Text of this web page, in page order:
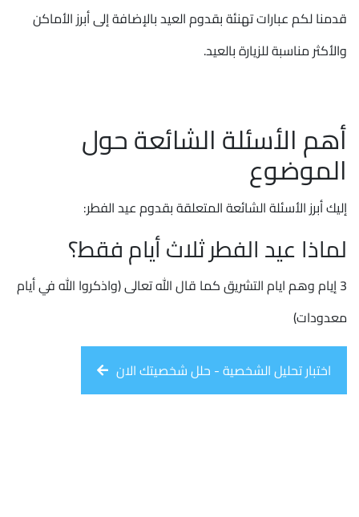
قدمنا لكم عبارات تهنئة بقدوم العيد بالإضافة إلى أبرز الأماكن
والأكثر مناسبة للزيارة بالعيد.
أهم الأسئلة الشائعة حول
الموضوع
إليك أبرز الأسئلة الشائعة المتعلقة بقدوم عيد الفطر:
لماذا عيد الفطر ثلاث أيام فقط؟
3 إيام وهم ايام التشريق كما قال الله تعالى (واذكروا الله في أيام
معدودات)
اختبار تحليل الشخصية - حلل شخصيتك الان